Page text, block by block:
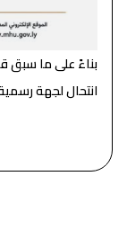
بناءً على ما سبق
انتحال لجهة